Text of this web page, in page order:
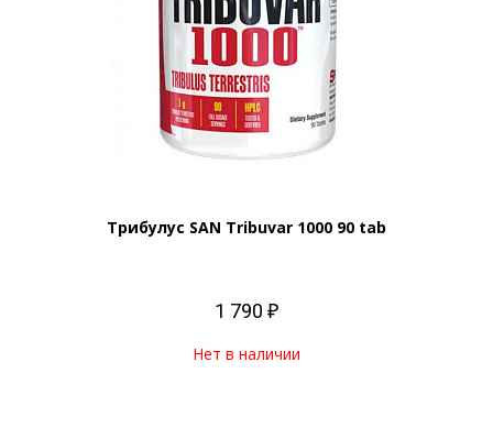
Трибулус SAN Tribuvar 1000 90 tab
1 790 ₽
Нет в наличии